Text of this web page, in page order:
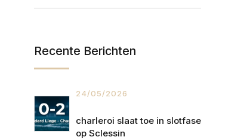
Recente Berichten
24/05/2026
charleroi slaat toe in slotfase
op Sclessin